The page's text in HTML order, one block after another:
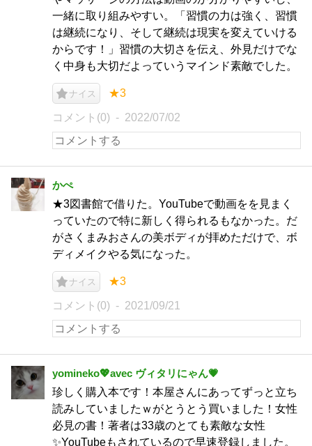
一緒に取り組みやすい。「習慣の力は強く、習慣
は継続になり、そして継続は現実を変えていける
からです！」習慣の大切さを伝え、外見だけでな
く中身も大切だよっていうマインド素敵でした。
ナイス ★3
コメント(0) 2022/07/02
かぺ
★3図書館で借りた。YouTubeで動画をを見まく
っていたので特に新しく得られるもなかった。だ
がさくまみおさんの美ボディが拝めただけで、ボ
ディメイクやる気になった。
ナイス ★3
コメント(0) 2021/09/21
yomineko💖avec ヴィタリにゃん💗
珍しく購入本です！本屋さんにあってずっと立ち
読みしていましたｗがとうとう買いました！女性
必見の書！著者は33歳のとても素敵な女性
✨YouTubeもされているので早速登録しました。